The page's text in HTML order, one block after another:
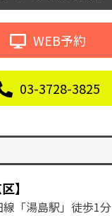
WEB予約
03-3728-3825
】
「湯島駅」徒歩1分